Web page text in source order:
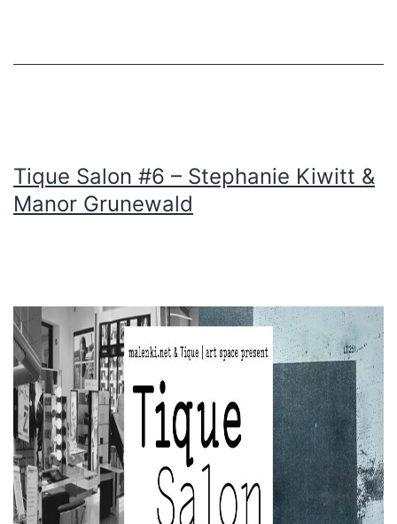
Tique Salon #6 – Stephanie Kiwitt &
Manor Grunewald